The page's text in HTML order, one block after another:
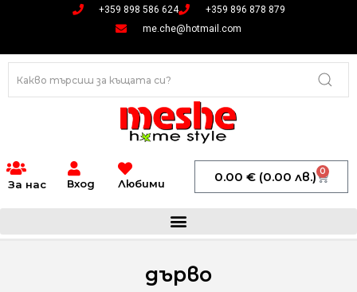
+359 898 586 624
+359 896 878 879
me.che@hotmail.com
За нас Вход Любими 0.00€ (0.00 лв.) 0
Cart
дърво